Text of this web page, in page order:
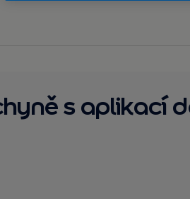
s aplikací